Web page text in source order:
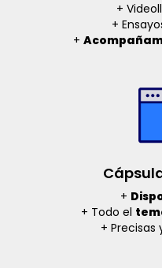
+
+
+
+
+ Todo el
+ Precisas